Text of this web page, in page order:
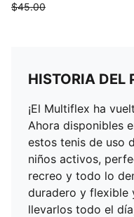
$45.00
HISTORIA DEL
¡El Multiflex ha
Ahora disponibles
estos tenis de uso
niños activos,
recreo y todo lo
duradero y flexible
llevarlos todo el